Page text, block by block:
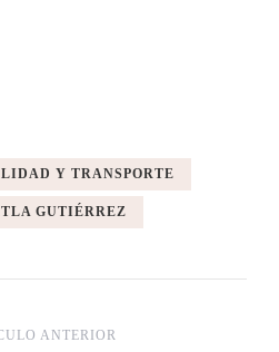
Y TRANSPORTE
GUTIÉRREZ
ANTERIOR